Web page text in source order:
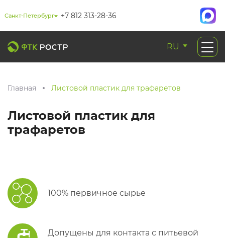
Санкт-Петербург +7 812 313-28-36
RU
Главная Листовой пластик для трафаретов
Листовой пластик для
трафаретов
100% первичное сырье
Допущены для контакта с питьевой